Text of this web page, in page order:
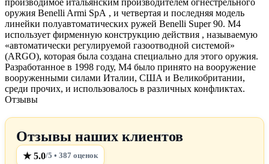
оружия Benelli Armi SpA , и четвертая и последняя модель
линейки полуавтоматических ружей Benelli Super 90. M4
использует фирменную конструкцию действия , называемую
«автоматически регулируемой газоотводной системой»
(ARGO), которая была создана специально для этого оружия.
Разработанное в 1998 году, M4 было принято на вооружение
вооруженными силами Италии, США и Великобритании,
среди прочих, и использовалось в различных конфликтах.
Отзывы
Отзывы наших клиентов
★ 5.0/5 • 387 оценок